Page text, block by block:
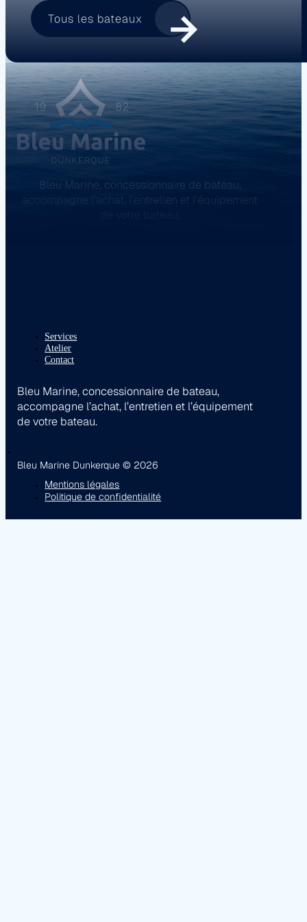
Tous les bateaux
Bleu Marine, concessionnaire de bateau,
accompagne l’achat, l’entretien et l’équipement
Services
Atelier
Contact
Bleu Marine, concessionnaire de bateau,
accompagne l’achat, l’entretien et l’équipement
de votre bateau.
Bleu Marine Dunkerque © 2026
Mentions légales
Politique de confidentialité